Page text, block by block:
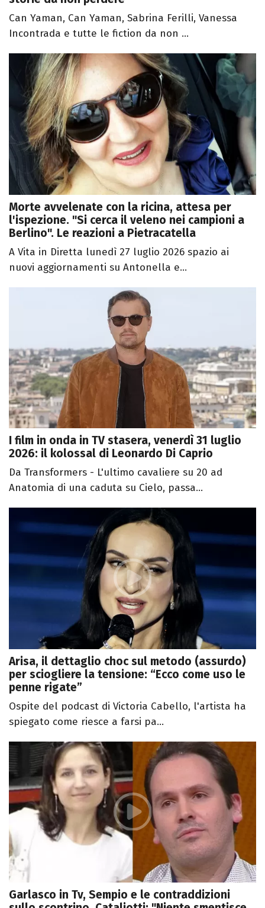
Can Yaman, Can Yaman, Sabrina Ferilli, Vanessa
Incontrada e tutte le fiction da non ...
Morte avvelenate con la ricina, attesa per
l'ispezione. "Si cerca il veleno nei campioni a
Berlino". Le reazioni a Pietracatella
A Vita in Diretta lunedì 27 luglio 2026 spazio ai
nuovi aggiornamenti su Antonella e...
I film in onda in TV stasera, venerdì 31 luglio
2026: il kolossal di Leonardo Di Caprio
Da Transformers - L'ultimo cavaliere su 20 ad
Anatomia di una caduta su Cielo, passa...
Arisa, il dettaglio choc sul metodo (assurdo)
per sciogliere la tensione: “Ecco come uso le
penne rigate”
Ospite del podcast di Victoria Cabello, l'artista ha
spiegato come riesce a farsi pa...
Garlasco in Tv, Sempio e le contraddizioni